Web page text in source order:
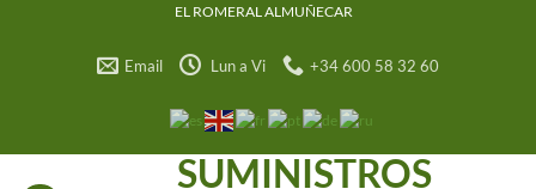
EL ROMERAL ALMUÑECAR
Email Lun a Vi +34 600 58 32 60
SUMINISTROS